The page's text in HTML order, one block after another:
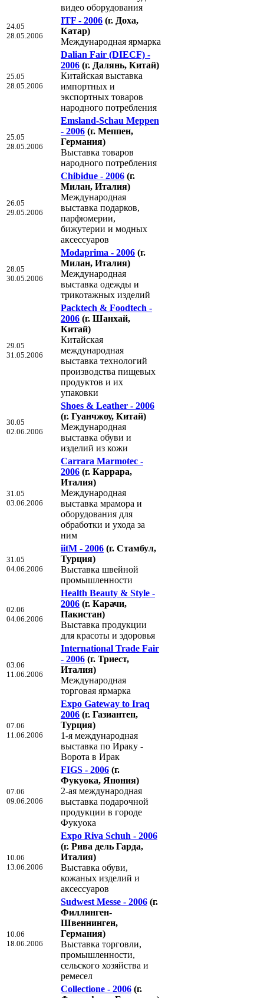
видео оборудования
24.05
28.05.2006
ITF - 2006 (г. Доха,
Катар)
Международная ярмарка
25.05
28.05.2006
Dalian Fair (DIECF) -
2006 (г. Далянь, Китай)
Китайская выставка
импортных и
экспортных товаров
народного потребления
25.05
28.05.2006
Emsland-Schau Meppen
- 2006 (г. Меппен,
Германия)
Выставка товаров
народного потребления
26.05
29.05.2006
Chibidue - 2006 (г.
Милан, Италия)
Международная
выставка подарков,
парфюмерии,
бижутерии и модных
аксессуаров
28.05
30.05.2006
Modaprima - 2006 (г.
Милан, Италия)
Международная
выставка одежды и
трикотажных изделий
29.05
31.05.2006
Packtech & Foodtech -
2006 (г. Шанхай,
Китай)
Китайская
международная
выставка технологий
производства пищевых
продуктов и их
упаковки
30.05
02.06.2006
Shoes & Leather - 2006
(г. Гуанчжоу, Китай)
Международная
выставка обуви и
изделий из кожи
31.05
03.06.2006
Carrara Marmotec -
2006 (г. Каррара,
Италия)
Международная
выставка мрамора и
оборудования для
обработки и ухода за
ним
31.05
04.06.2006
iitM - 2006 (г. Стамбул,
Турция)
Выставка швейной
промышленности
02.06
04.06.2006
Health Beauty & Style -
2006 (г. Карачи,
Пакистан)
Выставка продукции
для красоты и здоровья
03.06
11.06.2006
International Trade Fair
- 2006 (г. Триест,
Италия)
Международная
торговая ярмарка
07.06
11.06.2006
Expo Gateway to Iraq
2006 (г. Газиантеп,
Турция)
1-я международная
выставка по Ираку -
Ворота в Ирак
07.06
09.06.2006
FIGS - 2006 (г.
Фукуока, Япония)
2-ая международная
выставка подарочной
продукции в городе
Фукуока
10.06
13.06.2006
Expo Riva Schuh - 2006
(г. Рива дель Гарда,
Италия)
Выставка обуви,
кожаных изделий и
аксессуаров
10.06
18.06.2006
Sudwest Messe - 2006 (г.
Филлинген-
Швеннинген,
Германия)
Выставка торговли,
промышленности,
сельского хозяйства и
ремесел
Collectione - 2006 (г.